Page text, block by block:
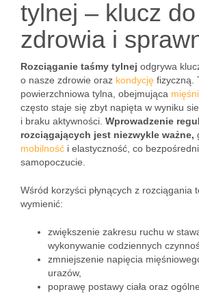
tylnej – klucz do
zdrowia i
Rozciąganie taśmy tylnej odgrywa
o nasze zdrowie oraz kondycję fizyczną.
powierzchniowa tylna, obejmująca
często staje się zbyt napięta w wyniku
i braku aktywności. Wprowadzenie
rozciągających jest niezwykle ważne,
mobilność i elastyczność, co
samopoczucie.
Wśród korzyści płynących z rozciągania
wymienić:
zwiększenie zakresu ruchu w
wykonywanie codziennych
zmniejszenie napięcia
urazów,
poprawę postawy ciała oraz